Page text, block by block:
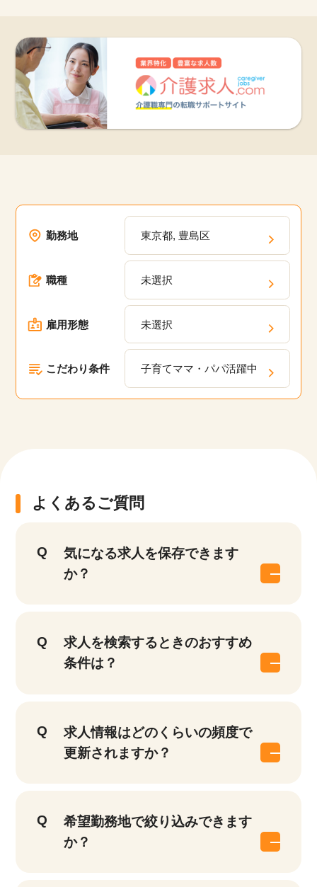
勤務地 東京都, 豊島区
職種 未選択
雇用形態 未選択
こだわり条件 子育てママ・パパ活躍中
よくあるご質問
気になる求人を保存できます
か？
求人を検索するときのおすすめ
条件は？
求人情報はどのくらいの頻度で
更新されますか？
希望勤務地で絞り込みできます
か？